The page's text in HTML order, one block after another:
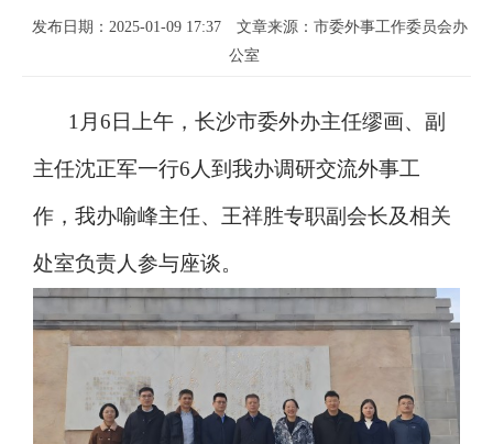
发布日期：2025-01-09 17:37
文章来源：市委外事工作委员会办
公室
1月6日上午，长沙市委外办主任缪画、副
主任沈正军一行6人到我办调研交流外事工
作，我办喻峰主任、王祥胜专职副会长及相关
处室负责人参与座谈。